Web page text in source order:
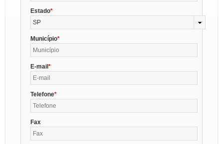
Estado
SP
Município
E-mail
Telefone
Fax